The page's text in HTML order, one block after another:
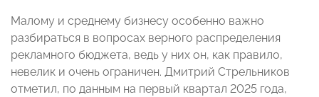
Малому и среднему бизнесу особенно важно
разбираться в вопросах верного распределения
рекламного бюджета, ведь у них он, как правило,
невелик и очень ограничен. Дмитрий Стрельников
отметил, по данным на первый квартал 2025 года,